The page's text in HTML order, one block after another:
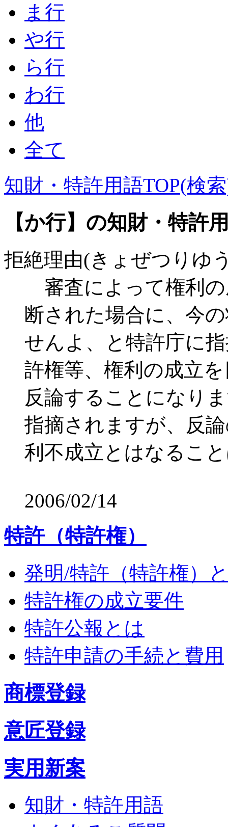
ま行
や行
ら行
わ行
他
全て
知財・特許用語TOP(検
【か行】の知財・特許
拒絶理由(きょぜつりゆ
審査によって権利
断された場合に、今
せんよ、と特許庁に
許権等、権利の成立
反論することになり
指摘されますが、反
利不成立とはなるこ
2006/02/14
特許（特許権）
発明/特許（特許権）
特許権の成立要件
特許公報とは
特許申請の手続と費用
商標登録
意匠登録
実用新案
知財・特許用語